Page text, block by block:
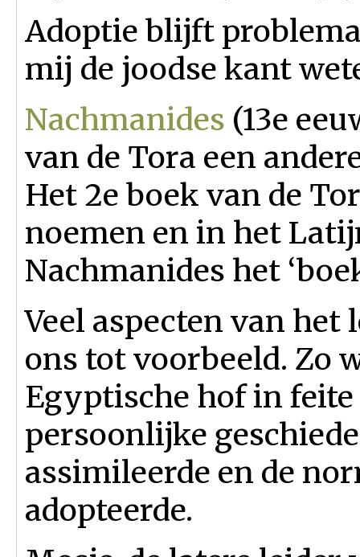
Adoptie blijft
mij de joodse kant
Nachmanides (13e
van de Tora een
Het 2e boek van de
noemen en in het
Nachmanides het
Veel aspecten van
ons tot voorbeeld. Zo
Egyptische hof in feite
persoonlijke
assimileerde en de
adopteerde.